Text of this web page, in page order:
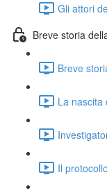
Gli attori
Breve storia
Breve
La nascita
Il